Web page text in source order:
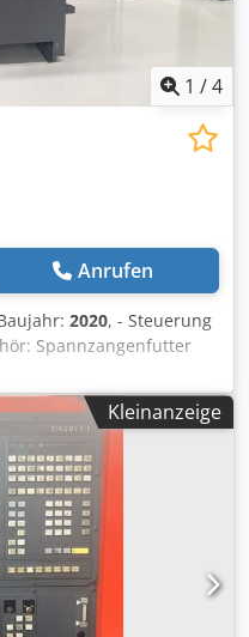
1 /4
Anrufen
2020, - Steuerung
Spannzangenfutter
über Bett ø250 mm
ø85 mm Maximaler
Drehlänge 225 mm
mm Spitzenweite
405 mm
X 100 mm
ø70 h5
Lager ø50 mm
-Spannsystem
mit max.
Kleinanzeige